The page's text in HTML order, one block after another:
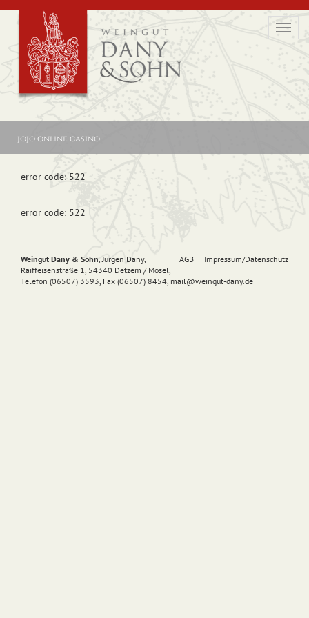
jojo online casino
error code: 522
error code: 522
AGB Impressum/Datenschutz
Weingut Dany & Sohn, Jürgen Dany,
Raiffeisenstraße 1, 54340 Detzem / Mosel,
Telefon (06507) 3593, Fax (06507) 8454, mail@weingut-dany.de